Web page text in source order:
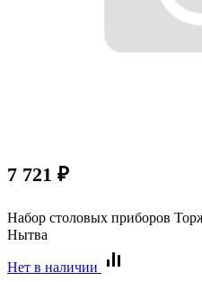
7 721 ₽
Набор столовых приборов
Нытва
Нет в наличии